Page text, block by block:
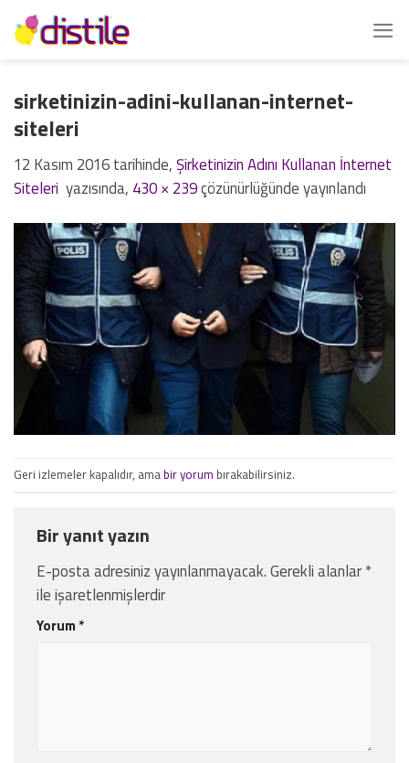
İçeriğe
atla
sirketinizin-adini-kullanan-internet-
siteleri
12 Kasım 2016tarihinde,Şirketinizin Adını Kullanan İnternet
Siteleri yazısında, 430 × 239çözünürlüğünde yayınlandı
Geri izlemeler kapalıdır, amabir yorum bırakabilirsiniz.
Bir yanıt yazın
E-posta adresiniz yayınlanmayacak.Gerekli alanlar*
ile işaretlenmişlerdir
Yorum *